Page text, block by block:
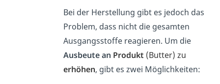
Bei der Herstellung gibt es jedoch das
Problem, dass nicht die gesamten
Ausgangsstoffe reagieren. Um die
Ausbeute an Produkt (Butter) zu
erhöhen, gibt es zwei Möglichkeiten: